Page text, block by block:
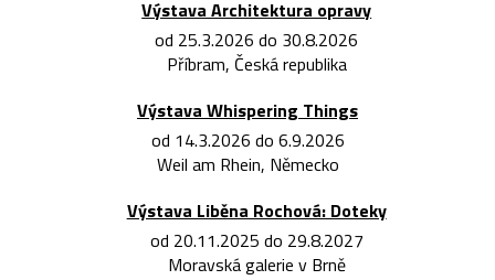
Výstava Architektura opravy
od 25.3.2026 do 30.8.2026
Příbram, Česká republika
Výstava Whispering Things
od 14.3.2026 do 6.9.2026
Weil am Rhein, Německo
Výstava Liběna Rochová: Doteky
od 20.11.2025 do 29.8.2027
Moravská galerie v Brně